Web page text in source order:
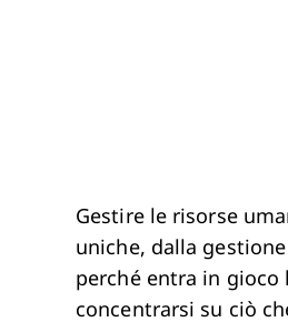
Gestire le risorse
uniche, dalla
perché entra in gioco
concentrarsi su ciò